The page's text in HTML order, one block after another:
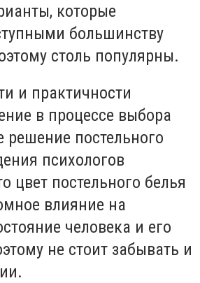
которые
большинству
столь популярны.
и практичности
в процессе выбора
решение постельного
психологов
цвет постельного белья
влияние на
человека и его
не стоит забывать и